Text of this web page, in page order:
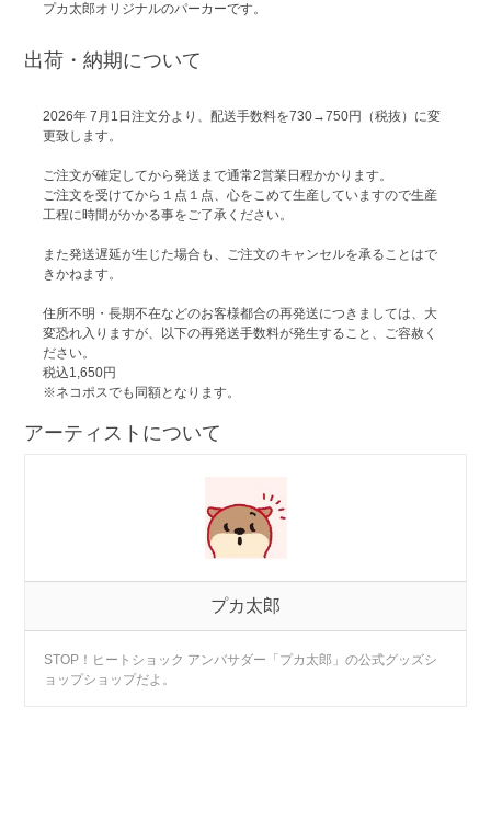
プカ太郎オリジナルのパーカーです。
出荷・納期について
2026年 7月1日注文分より、配送手数料を730→750円（税抜）に変
更致します。
ご注文が確定してから発送まで通常2営業日程かかります。
ご注文を受けてから１点１点、心をこめて生産していますので生産
工程に時間がかかる事をご了承ください。
また発送遅延が生じた場合も、ご注文のキャンセルを承ることはで
きかねます。
住所不明・長期不在などのお客様都合の再発送につきましては、大
変恐れ入りますが、以下の再発送手数料が発生すること、ご容赦く
ださい。
税込1,650円
※ネコポスでも同額となります。
アーティストについて
プカ太郎
STOP！ヒートショック アンバサダー「プカ太郎」の公式グッズシ
ョップショップだよ。